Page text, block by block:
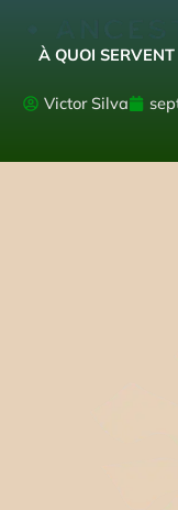
À QUOI
Victor Silva